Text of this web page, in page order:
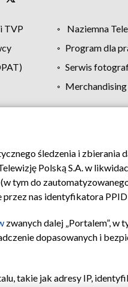
TVP Naziemna
Program dla
Serwis
Pomoc Biuro reklamy
śledzenia i zbierania
Polską S.A. w
tym do
przez nas identyfikatora
zwanych dalej „Portalem”,
dopasowanych i
takie jak adresy IP,